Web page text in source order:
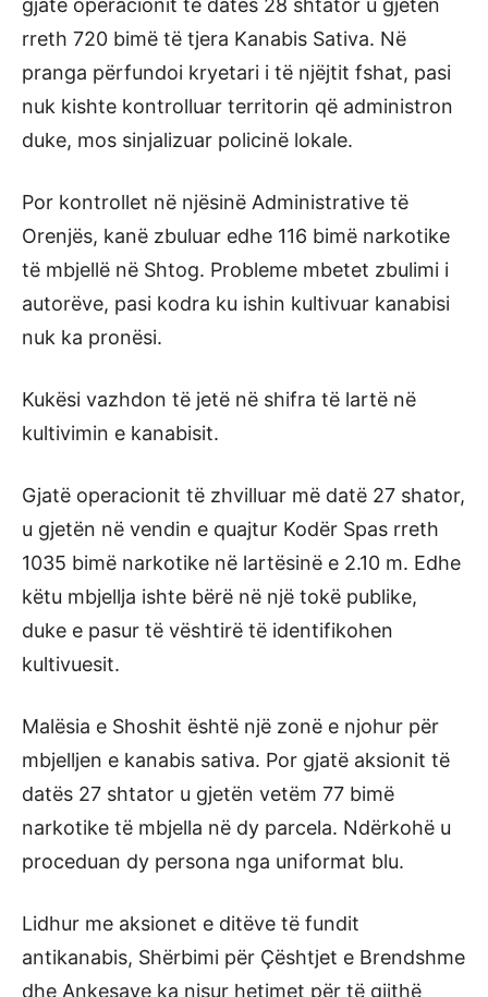
gjatë operacionit të datës 28 shtator u gjetën
rreth 720 bimë të tjera Kanabis Sativa. Në
pranga përfundoi kryetari i të njëjtit fshat, pasi
nuk kishte kontrolluar territorin që administron
duke, mos sinjalizuar policinë lokale.
Por kontrollet në njësinë Administrative të
Orenjës, kanë zbuluar edhe 116 bimë narkotike
të mbjellë në Shtog. Probleme mbetet zbulimi i
autorëve, pasi kodra ku ishin kultivuar kanabisi
nuk ka pronësi.
Kukësi vazhdon të jetë në shifra të lartë në
kultivimin e kanabisit.
Gjatë operacionit të zhvilluar më datë 27 shator,
u gjetën në vendin e quajtur Kodër Spas rreth
1035 bimë narkotike në lartësinë e 2.10 m. Edhe
këtu mbjellja ishte bërë në një tokë publike,
duke e pasur të vështirë të identifikohen
kultivuesit.
Malësia e Shoshit është një zonë e njohur për
mbjelljen e kanabis sativa. Por gjatë aksionit të
datës 27 shtator u gjetën vetëm 77 bimë
narkotike të mbjella në dy parcela. Ndërkohë u
proceduan dy persona nga uniformat blu.
Lidhur me aksionet e ditëve të fundit
antikanabis, Shërbimi për Çështjet e Brendshme
dhe Ankesave ka nisur hetimet për të gjithë